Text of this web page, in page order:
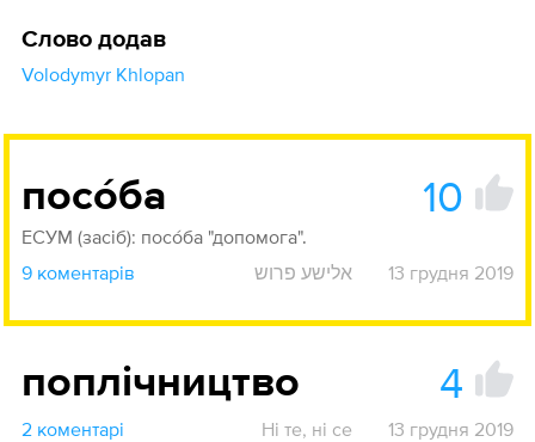
Слово додав
Volodymyr Khlopan
посóба 10
ЕСУМ (засіб): посóба "допомога".
9 коментарів
אלישע פרוש 13 грудня 2019
поплічництво 4
2 коментарі Ні те, ні се 13 грудня 2019